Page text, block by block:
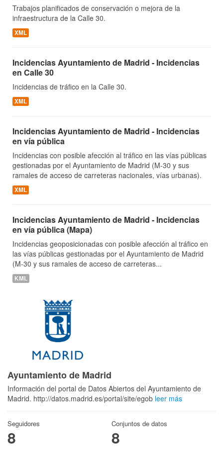
Trabajos planificados de conservación o mejora de la
infraestructura de la Calle 30.
XML
Incidencias Ayuntamiento de Madrid - Incidencias
en Calle 30
Incidencias de tráfico en la Calle 30.
XML
Incidencias Ayuntamiento de Madrid - Incidencias
en vía pública
Incidencias con posible afección al tráfico en las vías públicas
gestionadas por el Ayuntamiento de Madrid (M-30 y sus
ramales de acceso de carreteras nacionales, vías urbanas).
XML
Incidencias Ayuntamiento de Madrid - Incidencias
en vía pública (Mapa)
Incidencias geoposicionadas con posible afección al tráfico en
las vías públicas gestionadas por el Ayuntamiento de Madrid
(M-30 y sus ramales de acceso de carreteras...
KML
Ayuntamiento de Madrid
Información del portal de Datos Abiertos del Ayuntamiento de
Madrid. http://datos.madrid.es/portal/site/egob leer más
Seguidores
8
Conjuntos de datos
8